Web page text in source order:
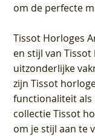
om de perfecte
Tissot Horloges
en stijl van
uitzonderlijke
zijn Tissot
functionaliteit als
collectie Tissot
om je stijl aan te